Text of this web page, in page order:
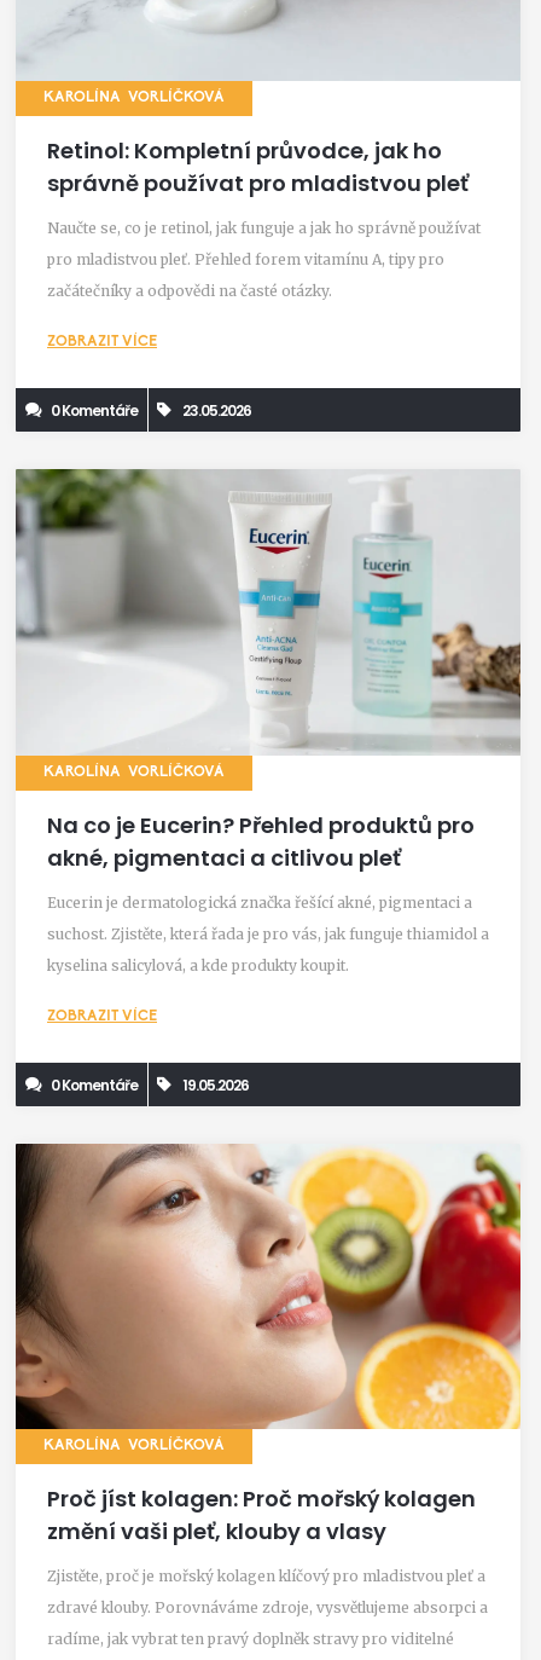
KAROLÍNA VORLÍČKOVÁ
Retinol: Kompletní průvodce, jak ho
správně používat pro mladistvou pleť
Naučte se, co je retinol, jak funguje a jak ho správně používat
pro mladistvou pleť. Přehled forem vitamínu A, tipy pro
začátečníky a odpovědi na časté otázky.
ZOBRAZIT VÍCE
0 Komentáře 23.05.2026
KAROLÍNA VORLÍČKOVÁ
Na co je Eucerin? Přehled produktů pro
akné, pigmentaci a citlivou pleť
Eucerin je dermatologická značka řešící akné, pigmentaci a
suchost. Zjistěte, která řada je pro vás, jak funguje thiamidol a
kyselina salicylová, a kde produkty koupit.
ZOBRAZIT VÍCE
0 Komentáře 19.05.2026
KAROLÍNA VORLÍČKOVÁ
Proč jíst kolagen: Proč mořský kolagen
změní vaši pleť, klouby a vlasy
Zjistěte, proč je mořský kolagen klíčový pro mladistvou pleť a
zdravé klouby. Porovnáváme zdroje, vysvětlujeme absorpci a
radíme, jak vybrat ten pravý doplněk stravy pro viditelné